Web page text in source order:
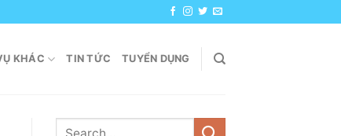
KHÁC TIN TỨC TUYỂN DỤNG